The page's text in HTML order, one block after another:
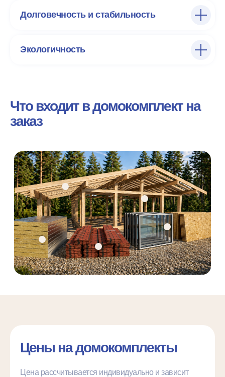
Долговечность и стабильность
Экологичность
Что входит в домокомплект на
заказ
Цены на домокомплекты
Цена рассчитывается индивидуально и зависит